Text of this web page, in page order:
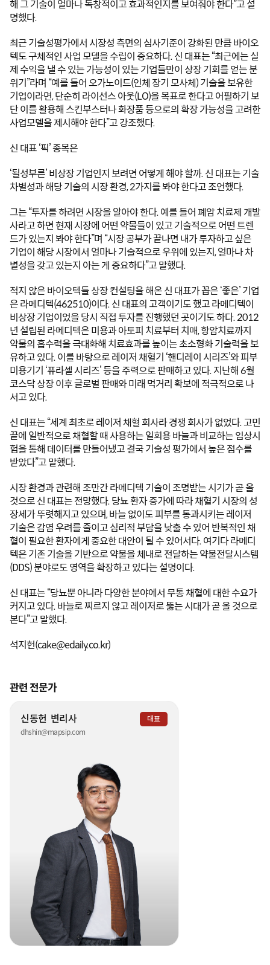
해 그 기술이 얼마나 독창적이고 효과적인지를 보여줘야 한다”고 설
명했다.
최근 기술성평가에서 시장성 측면의 심사기준이 강화된 만큼 바이오
텍도 구체적인 사업 모델을 수립이 중요하다. 신 대표는 “최근에는 실
제 수익을 낼 수 있는 가능성이 있는 기업들만이 상장 기회를 얻는 분
위기”라며 “예를 들어 오가노이드(인체 장기 모사체) 기술을 보유한
기업이라면, 단순히 라이선스 아웃(LO)을 목표로 한다고 어필하기 보
단 이를 활용해 스킨부스터나 화장품 등으로의 확장 가능성을 고려한
사업모델을 제시해야 한다”고 강조했다.
신 대표 ‘픽’ 종목은
‘될성부른’ 비상장 기업인지 보려면 어떻게 해야 할까. 신 대표는 기술
차별성과 해당 기술의 시장 환경, 2가지를 봐야 한다고 조언했다.
그는 “투자를 하려면 시장을 알아야 한다. 예를 들어 폐암 치료제 개발
사라고 하면 현재 시장에 어떤 약물들이 있고 기술적으로 어떤 트렌
드가 있는지 봐야 한다”며 “시장 공부가 끝나면 내가 투자하고 싶은
기업이 해당 시장에서 얼마나 기술적으로 우위에 있는지, 얼마나 차
별성을 갖고 있는지 아는 게 중요하다”고 말했다.
적지 않은 바이오텍들 상장 컨설팅을 해온 신 대표가 꼽은 ‘좋은’ 기업
은 라메디텍(462510)이다. 신 대표의 고객이기도 했고 라메디텍이
비상장 기업이었을 당시 직접 투자를 진행했던 곳이기도 하다. 2012
년 설립된 라메디텍은 미용과 아토피 치료부터 치매, 항암치료까지
약물의 흡수력을 극대화해 치료효과를 높이는 초소형화 기술력을 보
유하고 있다. 이를 바탕으로 레이저 채혈기 ‘핸디레이 시리즈’와 피부
미용기기 ‘퓨라셀 시리즈’ 등을 주력으로 판매하고 있다. 지난해 6월
코스닥 상장 이후 글로벌 판매와 미래 먹거리 확보에 적극적으로 나
서고 있다.
신 대표는 “세계 최초로 레이저 채혈 회사라 경쟁 회사가 없었다. 고민
끝에 일반적으로 채혈할 때 사용하는 일회용 바늘과 비교하는 임상시
험을 통해 데이터를 만들어냈고 결국 기술성 평가에서 높은 점수를
받았다”고 말했다.
시장 환경과 관련해 조만간 라메디텍 기술이 조명받는 시기가 곧 올
것으로 신 대표는 전망했다. 당뇨 환자 증가에 따라 채혈기 시장의 성
장세가 뚜렷해지고 있으며, 바늘 없이도 피부를 통과시키는 레이저
기술은 감염 우려를 줄이고 심리적 부담을 낮출 수 있어 반복적인 채
혈이 필요한 환자에게 중요한 대안이 될 수 있어서다. 여기다 라메디
텍은 기존 기술을 기반으로 약물을 체내로 전달하는 약물전달시스템
(DDS) 분야로도 영역을 확장하고 있다는 설명이다.
신 대표는 “당뇨뿐 아니라 다양한 분야에서 무통 채혈에 대한 수요가
커지고 있다. 바늘로 찌르지 않고 레이저로 뚫는 시대가 곧 올 것으로
본다”고 말했다.
석지헌(cake@edaily.co.kr)
관련 전문가
신동헌 변리사
대표
dhshin@mapsip.com